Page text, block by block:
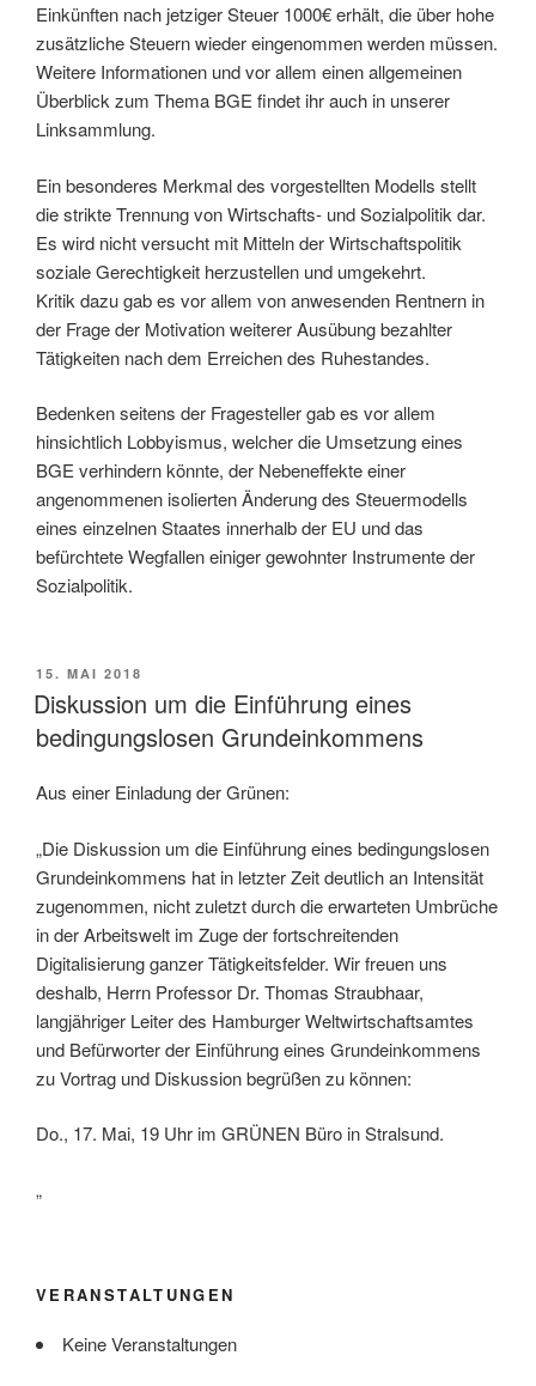
Einkünften nach jetziger Steuer 1000€ erhält, die über hohe
zusätzliche Steuern wieder eingenommen werden müssen.
Weitere Informationen und vor allem einen allgemeinen
Überblick zum Thema BGE findet ihr auch in unserer
Linksammlung.
Ein besonderes Merkmal des vorgestellten Modells stellt
die strikte Trennung von Wirtschafts- und Sozialpolitik dar.
Es wird nicht versucht mit Mitteln der Wirtschaftspolitik
soziale Gerechtigkeit herzustellen und umgekehrt.
Kritik dazu gab es vor allem von anwesenden Rentnern in
der Frage der Motivation weiterer Ausübung bezahlter
Tätigkeiten nach dem Erreichen des Ruhestandes.
Bedenken seitens der Fragesteller gab es vor allem
hinsichtlich Lobbyismus, welcher die Umsetzung eines
BGE verhindern könnte, der Nebeneffekte einer
angenommenen isolierten Änderung des Steuermodells
eines einzelnen Staates innerhalb der EU und das
befürchtete Wegfallen einiger gewohnter Instrumente der
Sozialpolitik.
VERÖFFENTLICHT
AM
15. MAI 2018
Diskussion um die Einführung eines
bedingungslosen Grundeinkommens
Aus einer Einladung der Grünen:
„Die Diskussion um die Einführung eines bedingungslosen
Grundeinkommens hat in letzter Zeit deutlich an Intensität
zugenommen, nicht zuletzt durch die erwarteten Umbrüche
in der Arbeitswelt im Zuge der fortschreitenden
Digitalisierung ganzer Tätigkeitsfelder. Wir freuen uns
deshalb, Herrn Professor Dr. Thomas Straubhaar,
langjähriger Leiter des Hamburger Weltwirtschaftsamtes
und Befürworter der Einführung eines Grundeinkommens
zu Vortrag und Diskussion begrüßen zu können:
Do., 17. Mai, 19 Uhr im GRÜNEN Büro in Stralsund.
„
VERANSTALTUNGEN
Keine Veranstaltungen